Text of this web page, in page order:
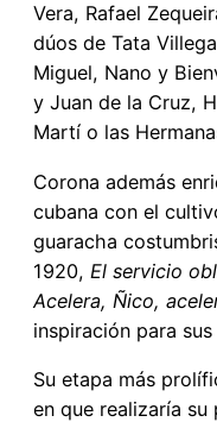
Vera, Rafael
dúos de Tata
Miguel, Nano y
y Juan de la Cruz,
Martí o las
Corona además
cubana con el
guaracha
1920, El servicio
Acelera, Ñico,
inspiración para
Su etapa más
en que realizaría